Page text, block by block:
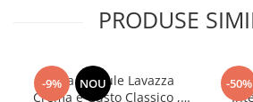
PRODUSE
-9% NOU
Cafea capsule Lavazza
Crema e Gusto Classico ,
-50%